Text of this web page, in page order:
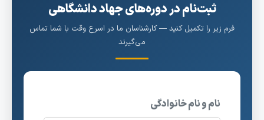
ثبت‌نام در دوره‌های جهاد دانشگاهی
فرم زیر را تکمیل کنید — کارشناسان ما در اسرع وقت با شما تماس
می‌گیرند
نام و نام خانوادگی